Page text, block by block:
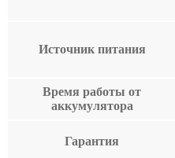
Источник питания
Время работы от
аккумулятора
Гарантия